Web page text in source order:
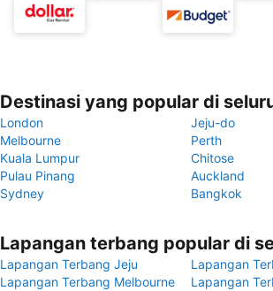
Destinasi yang popular di
London
Jeju-do
Melbourne
Perth
Kuala Lumpur
Chitose
Pulau Pinang
Auckland
Sydney
Bangkok
Lapangan terbang popular di
Lapangan Terbang Jeju
Lapangan
Lapangan Terbang Melbourne
Lapangan